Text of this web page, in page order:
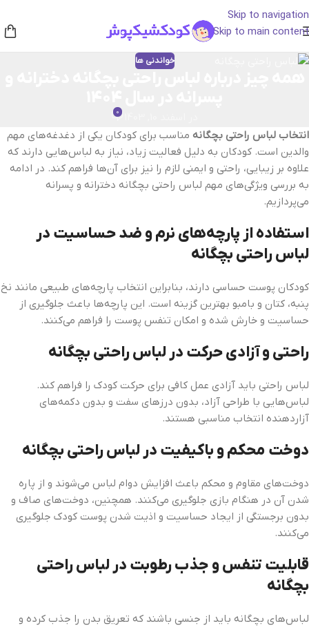
Skip to navigation
Skip to main content
خواندنی ها
0
انتخاب لباس راحتی بچگانه مناسب برای کودکان یکی از دغدغه‌های مهم
والدین است. کودکان به دلیل فعالیت زیاد، نیاز به لباس‌هایی دارند که
علاوه بر زیبایی، راحتی و ایمنی لازم را نیز برای آن‌ها فراهم کند. در ادامه
به بررسی ویژگی‌های مهم لباس راحتی بچگانه دخترانه و پسرانه
می‌پردازیم.
استفاده از پارچه‌های نرم و ضد حساسیت در
لباس راحتی بچگانه
کودکان پوست حساسی دارند، بنابراین انتخاب پارچه‌های طبیعی مانند نخ
پنبه، کتان و بامبو بهترین گزینه است. این پارچه‌ها باعث جلوگیری از
حساسیت و خارش شده و امکان تنفس پوست را فراهم می‌کنند.
راحتی و آزادی حرکت در لباس راحتی بچگانه
لباس راحتی باید آزادی عمل کافی برای حرکت کودک را فراهم کند.
لباس‌هایی با طراحی آزاد، بدون درزهای سفت و بدون دکمه‌های
آزاردهنده انتخاب مناسبی هستند.
دوخت محکم و باکیفیت در لباس راحتی بچگانه
دوخت‌های مقاوم و محکم باعث افزایش دوام لباس می‌شوند و از پاره
شدن آن در هنگام بازی جلوگیری می‌کنند. همچنین، دوخت‌های صاف و
بدون برجستگی از ایجاد حساسیت و اذیت شدن پوست کودک جلوگیری
می‌کنند.
قابلیت تنفس و جذب رطوبت در لباس راحتی
بچگانه
لباس‌های بچگانه باید از جنسی باشند که تعریق بدن را جذب کرده و